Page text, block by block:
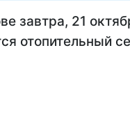
завтра, 21
отопительный